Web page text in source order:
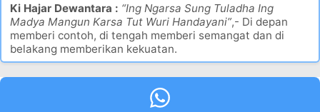
Ki Hajar Dewantara : “Ing Ngarsa Sung Tuladha Ing
Madya Mangun Karsa Tut Wuri Handayani”,- Di depan
memberi contoh, di tengah memberi semangat dan di
belakang memberikan kekuatan.